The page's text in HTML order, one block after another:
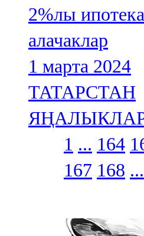
2%лы
алачаклар
1 марта 2024
ТАТАРСТАН
1 ... 164
167 168 ...